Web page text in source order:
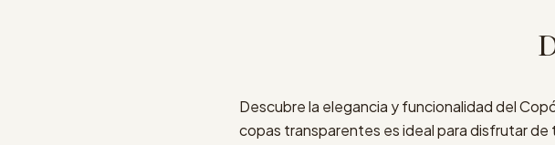
Descubre la elegancia y funcionalidad del
copas transparentes es ideal para disfrutar